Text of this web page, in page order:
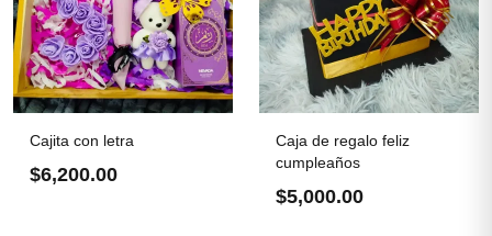
Cajita con letra
$6,200.00
Caja de regalo feliz
cumpleaños
$5,000.00